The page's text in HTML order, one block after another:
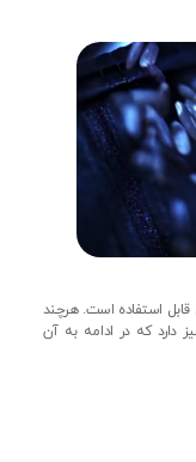
استفاده است. هرچند
دارد که در ادامه به آن